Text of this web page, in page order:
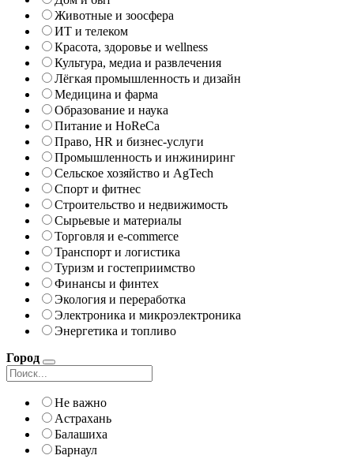
Животные и зоосфера
ИТ и телеком
Красота, здоровье и wellness
Культура, медиа и развлечения
Лёгкая промышленность и дизайн
Медицина и фарма
Образование и наука
Питание и HoReCa
Право, HR и бизнес-услуги
Промышленность и инжиниринг
Сельское хозяйство и AgTech
Спорт и фитнес
Строительство и недвижимость
Сырьевые и материалы
Торговля и e-commerce
Транспорт и логистика
Туризм и гостеприимство
Финансы и финтех
Экология и переработка
Электроника и микроэлектроника
Энергетика и топливо
Город
Не важно
Астрахань
Балашиха
Барнаул